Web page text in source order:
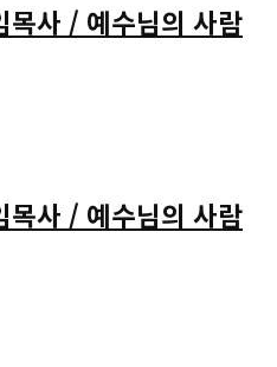
사 / 예수님의 사람
사 / 예수님의 사람